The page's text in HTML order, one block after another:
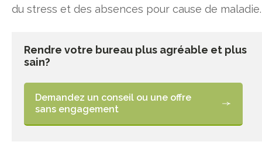
du stress et des absences pour cause de maladie.
Rendre votre bureau plus agréable et plus
sain?
Demandez un conseil ou une offre
sans engagement